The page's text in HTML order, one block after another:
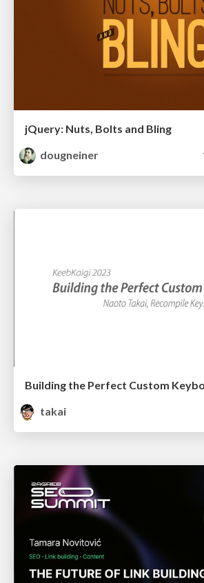
jQuery: Nuts, Bolts and Bling
dougneiner
Building the Perfect Custom
takai